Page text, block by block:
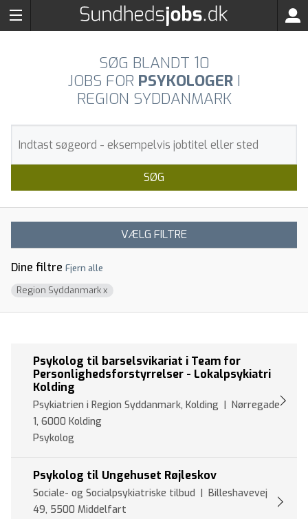
SØG BLANDT 10
JOBS FOR PSYKOLOGERI
REGION SYDDANMARK
SØG
VÆLG FILTRE
Dine filtre Fjern alle
Region Syddanmarkx
Psykolog til barselsvikariat i Team for
Personlighedsforstyrrelser - Lokalpsykiatri
Kolding
Psykiatrien i Region Syddanmark, Kolding | Nørregade
1, 6000 Kolding
Psykolog
Psykolog til Ungehuset Røjleskov
Sociale- og Socialpsykiatriske tilbud | Billeshavevej
49, 5500 Middelfart